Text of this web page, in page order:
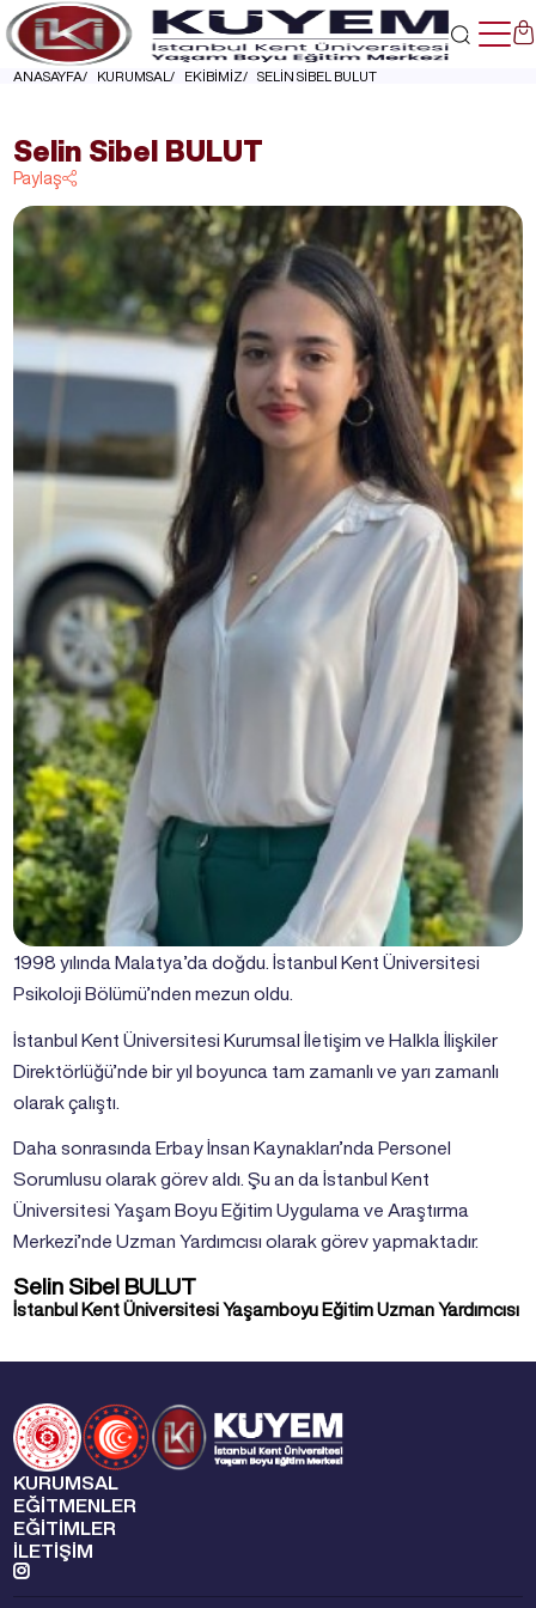
ANASAYFA KURUMSAL EKİBİMİZ SELİN SİBEL BULUT
Selin Sibel BULUT
Paylaş
1998 yılında Malatya’da doğdu. İstanbul Kent Üniversitesi
Psikoloji Bölümü’nden mezun oldu.
İstanbul Kent Üniversitesi Kurumsal İletişim ve Halkla İlişkiler
Direktörlüğü’nde bir yıl boyunca tam zamanlı ve yarı zamanlı
olarak çalıştı.
Daha sonrasında Erbay İnsan Kaynakları’nda Personel
Sorumlusu olarak görev aldı. Şu an da İstanbul Kent
Üniversitesi Yaşam Boyu Eğitim Uygulama ve Araştırma
Merkezi’nde Uzman Yardımcısı olarak görev yapmaktadır.
Selin Sibel BULUT
İstanbul Kent Üniversitesi Yaşamboyu Eğitim Uzman Yardımcısı
KURUMSAL
EĞİTMENLER
EĞİTİMLER
İLETİŞİM